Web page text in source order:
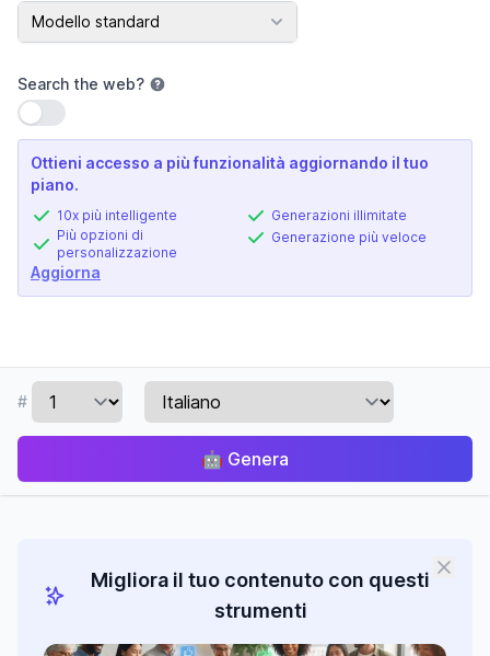
Modello AI
Modello standard
Search the web?
Usa impostazione
Ottieni accesso a più funzionalità aggiornando il tuo
piano.
10x più intelligente
Più opzioni di
personalizzazione
Generazioni illimitate
Generazione più veloce
Aggiorna
#
🤖 Genera
Migliora il tuo contenuto con questi
strumenti